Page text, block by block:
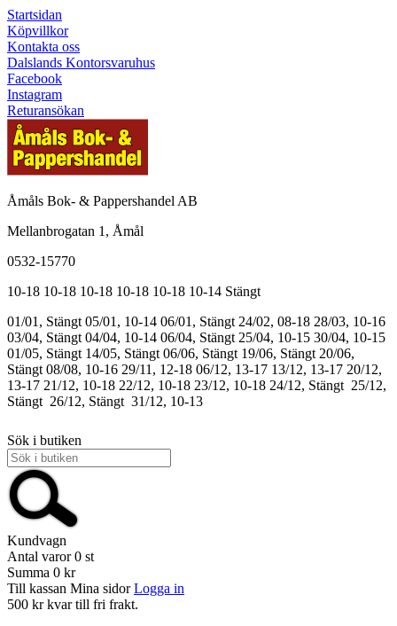
Startsidan
Köpvillkor
Kontakta oss
Dalslands Kontorsvaruhus
Facebook
Instagram
Returansökan
Åmåls Bok- & Pappershandel AB
Mellanbrogatan 1, Åmål
0532-15770
10-18 10-18 10-18 10-18 10-18 10-14 Stängt
01/01, Stängt 05/01, 10-14 06/01, Stängt 24/02, 08-18 28/03, 10-16
03/04, Stängt 04/04, 10-14 06/04, Stängt 25/04, 10-15 30/04, 10-15
01/05, Stängt 14/05, Stängt 06/06, Stängt 19/06, Stängt 20/06,
Stängt 08/08, 10-16 29/11, 12-18 06/12, 13-17 13/12, 13-17 20/12,
13-17 21/12, 10-18 22/12, 10-18 23/12, 10-18 24/12, Stängt 25/12,
Stängt 26/12, Stängt 31/12, 10-13
Sök i butiken
Kundvagn
Antal varor 0 st
Summa 0 kr
Till kassan Mina sidor Logga in
500 kr kvar till fri frakt.